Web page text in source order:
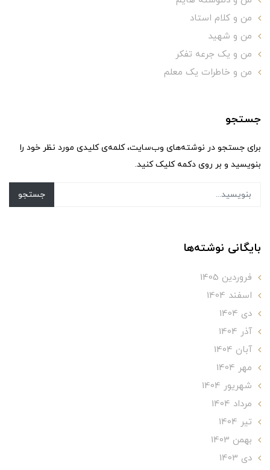
من و کلام استاد
من و شهید
من و یک جرعه تفکر
من و خاطرات یک معلم
جستجو
برای جستجو در نوشته‌های وب‌سایت، کلمه‌ی کلیدی مورد نظر خود را
بنویسید و بر روی دکمه کلیک کنید.
جستجو
بایگانی نوشته‌ها
فروردین 1405
اسفند 1404
دی 1404
آذر 1404
آبان 1404
مهر 1404
شهریور 1404
مرداد 1404
تير 1404
بهمن 1403
دی 1403